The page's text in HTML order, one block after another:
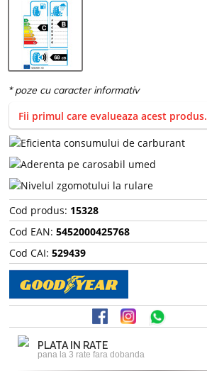
Fii primul care evalueaza acest produs.
Cod produs: 15328
Cod EAN: 5452000425768
Cod CAI: 529439
PLATA IN RATE
pana la 3 rate fara dobanda